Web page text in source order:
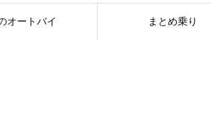
オートバイ まとめ乗り